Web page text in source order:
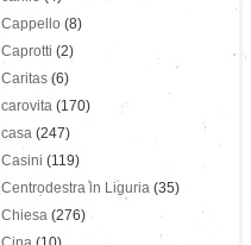
Cappello (8)
Caprotti (2)
Caritas (6)
carovita (170)
casa (247)
Casini (119)
Centrodestra in Liguria (35)
Chiesa (276)